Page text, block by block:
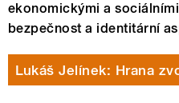
ekonomickými a
bezpečnost a identitární
Lukáš Jelínek: Hrana